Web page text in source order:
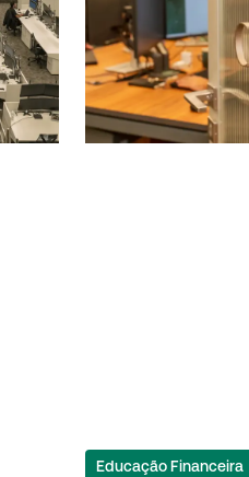
Educação Financeira